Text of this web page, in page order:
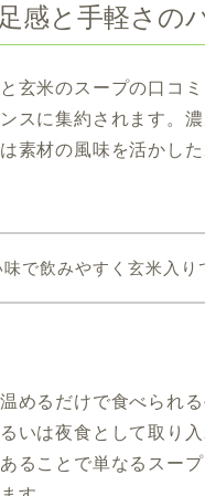
感と手軽さの
玄米のスープの口コ
スに集約されます。
素材の風味を活かし
で飲みやすく玄米入り
めるだけで食べられ
いは夜食として取り
ることで単なるスー